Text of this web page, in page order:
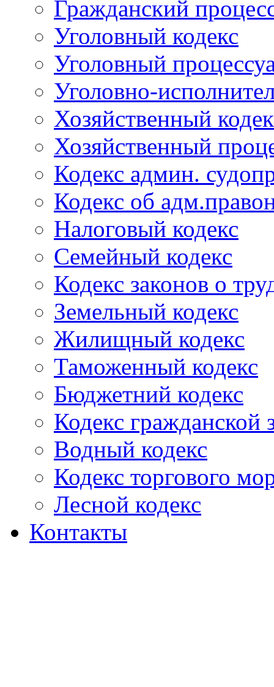
Гражданский
Уголовный кодекс
Уголовный
Уголовно-
Хозяйственный
Хозяйственный
Кодекс админ.
Кодекс об
Налоговый кодекс
Семейный кодекс
Кодекс законов о
Земельный кодекс
Жилищный кодекс
Таможенный кодекс
Бюджетний кодекс
Кодекс гражданской
Водный кодекс
Кодекс торгового
Лесной кодекс
Контакты